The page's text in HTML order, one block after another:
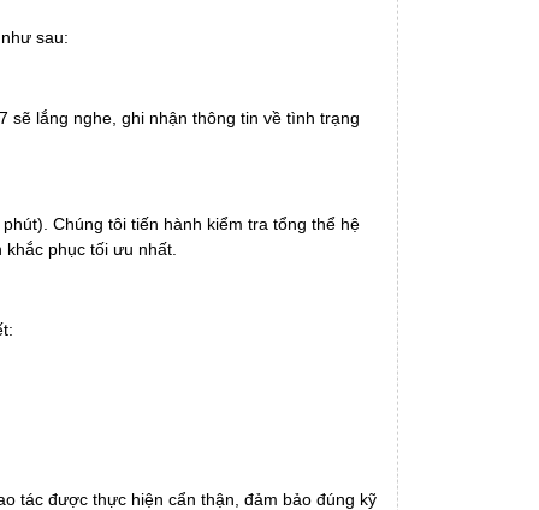
sau:
sẽ lắng nghe, ghi nhận thông tin về tình trạng
Chúng tôi tiến hành kiểm tra tổng thể hệ
phục tối ưu nhất.
tác được thực hiện cẩn thận, đảm bảo đúng kỹ